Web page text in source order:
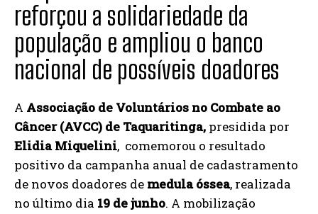
reforçou a solidariedade da
população e ampliou o banco
nacional de possíveis doadores
A Associação de Voluntários no Combate ao
Câncer (AVCC) de Taquaritinga, presidida por
Elidia Miquelini, comemorou o resultado
positivo da campanha anual de cadastramento
de novos doadores de medula óssea, realizada
no último dia 19 de junho. A mobilização